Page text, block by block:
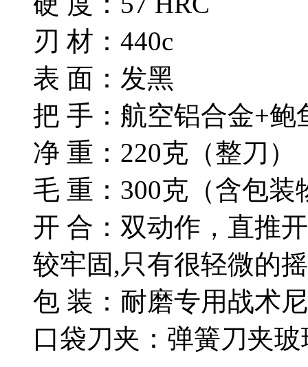
刃 材：440c
表 面：发黑
把 手：航空铝合金+鲍
净 重：220克（整刀）
毛 重：300克（含包装
开 合：双动作，直推
较牢固,只有很轻微的
包 装：耐磨专用战术
口袋刀夹：弹簧刀夹